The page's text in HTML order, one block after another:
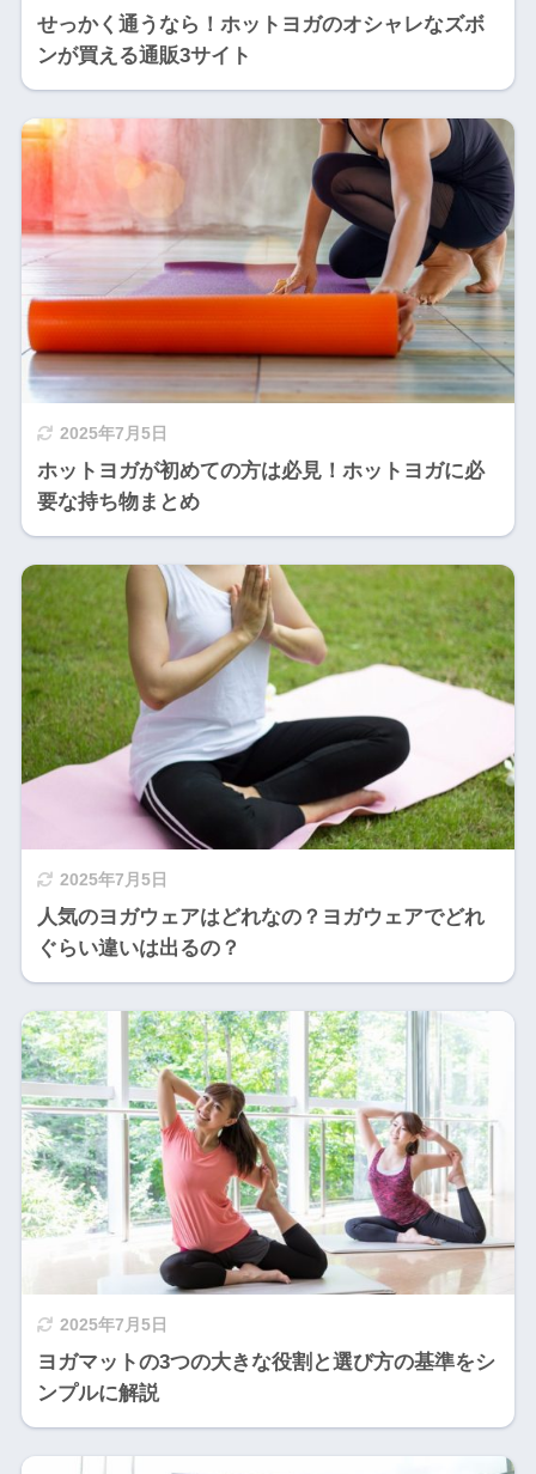
せっかく通うなら！ホットヨガのオシャレなズボ
ンが買える通販3サイト
2025年7月5日
ホットヨガが初めての方は必見！ホットヨガに必
要な持ち物まとめ
2025年7月5日
人気のヨガウェアはどれなの？ヨガウェアでどれ
ぐらい違いは出るの？
2025年7月5日
ヨガマットの3つの大きな役割と選び方の基準をシ
ンプルに解説